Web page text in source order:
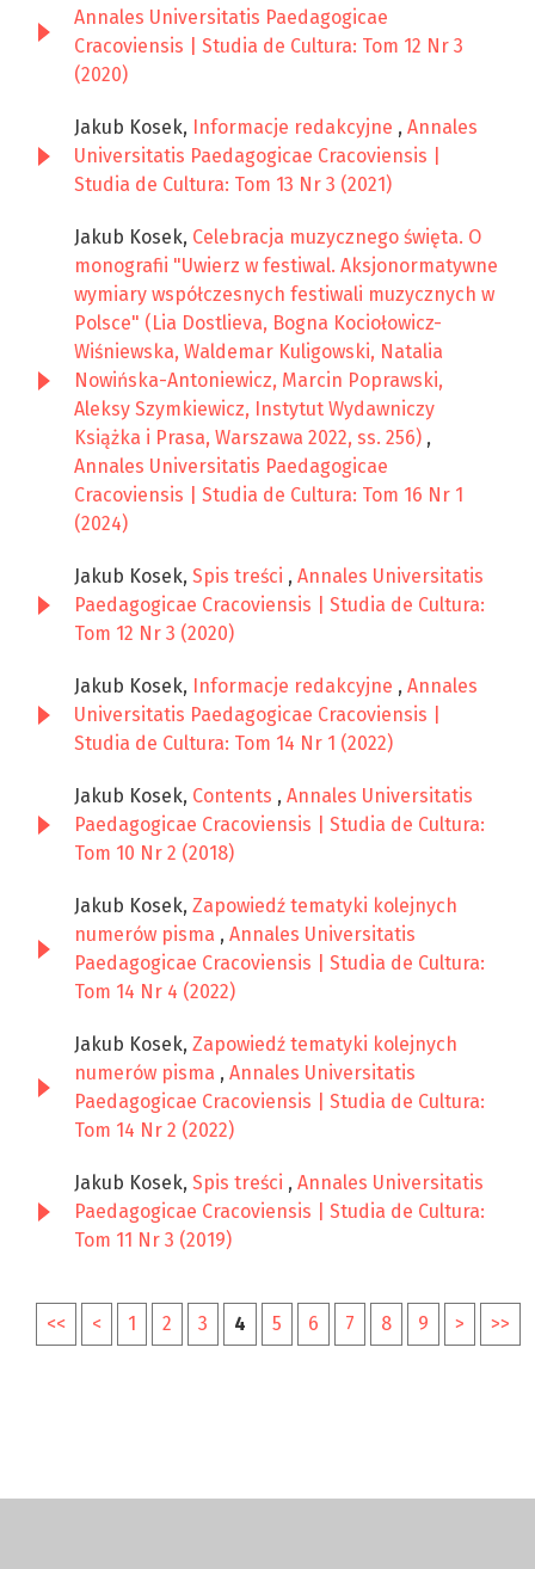
Annales Universitatis Paedagogicae
Cracoviensis | Studia de Cultura: Tom 12 Nr 3
(2020)
Jakub Kosek, Informacje redakcyjne , Annales
Universitatis Paedagogicae Cracoviensis |
Studia de Cultura: Tom 13 Nr 3 (2021)
Jakub Kosek, Celebracja muzycznego święta. O
monografii "Uwierz w festiwal. Aksjonormatywne
wymiary współczesnych festiwali muzycznych w
Polsce" (Lia Dostlieva, Bogna Kociołowicz-
Wiśniewska, Waldemar Kuligowski, Natalia
Nowińska-Antoniewicz, Marcin Poprawski,
Aleksy Szymkiewicz, Instytut Wydawniczy
Książka i Prasa, Warszawa 2022, ss. 256) ,
Annales Universitatis Paedagogicae
Cracoviensis | Studia de Cultura: Tom 16 Nr 1
(2024)
Jakub Kosek, Spis treści , Annales Universitatis
Paedagogicae Cracoviensis | Studia de Cultura:
Tom 12 Nr 3 (2020)
Jakub Kosek, Informacje redakcyjne , Annales
Universitatis Paedagogicae Cracoviensis |
Studia de Cultura: Tom 14 Nr 1 (2022)
Jakub Kosek, Contents , Annales Universitatis
Paedagogicae Cracoviensis | Studia de Cultura:
Tom 10 Nr 2 (2018)
Jakub Kosek, Zapowiedź tematyki kolejnych
numerów pisma , Annales Universitatis
Paedagogicae Cracoviensis | Studia de Cultura:
Tom 14 Nr 4 (2022)
Jakub Kosek, Zapowiedź tematyki kolejnych
numerów pisma , Annales Universitatis
Paedagogicae Cracoviensis | Studia de Cultura:
Tom 14 Nr 2 (2022)
Jakub Kosek, Spis treści , Annales Universitatis
Paedagogicae Cracoviensis | Studia de Cultura:
Tom 11 Nr 3 (2019)
<< < 1 2 3 4 5 6 7 8 9 > >>